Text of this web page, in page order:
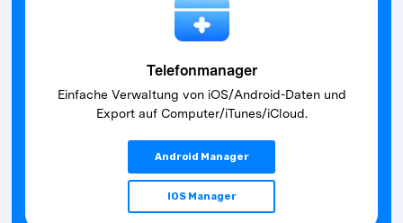
Telefonmanager
Einfache Verwaltung von iOS/Android-Daten und
Export auf Computer/iTunes/iCloud.
Android Manager
IOS Manager